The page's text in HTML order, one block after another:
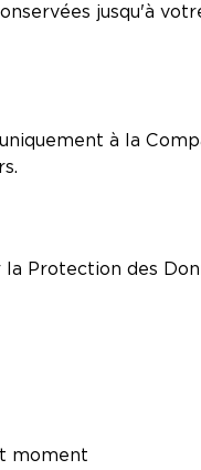
jusqu'à
à la
Protection des
moment